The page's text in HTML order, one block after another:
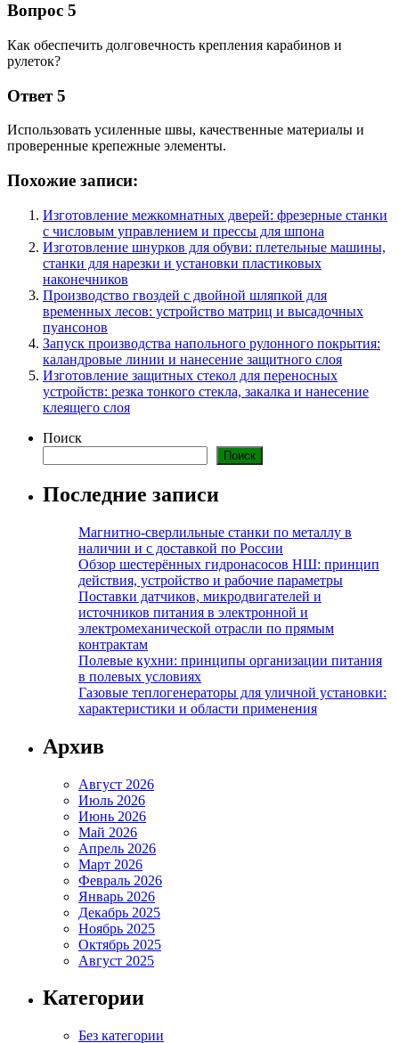
Вопрос 5
Как обеспечить долговечность крепления карабинов и
рулеток?
Ответ 5
Использовать усиленные швы, качественные материалы и
проверенные крепежные элементы.
Похожие записи:
Изготовление межкомнатных дверей: фрезерные станки
с числовым управлением и прессы для шпона
Изготовление шнурков для обуви: плетельные машины,
станки для нарезки и установки пластиковых
наконечников
Производство гвоздей с двойной шляпкой для
временных лесов: устройство матриц и высадочных
пуансонов
Запуск производства напольного рулонного покрытия:
каландровые линии и нанесение защитного слоя
Изготовление защитных стекол для переносных
устройств: резка тонкого стекла, закалка и нанесение
клеящего слоя
Поиск
Поиск
Последние записи
Магнитно-сверлильные станки по металлу в
наличии и с доставкой по России
Обзор шестерённых гидронасосов НШ: принцип
действия, устройство и рабочие параметры
Поставки датчиков, микродвигателей и
источников питания в электронной и
электромеханической отрасли по прямым
контрактам
Полевые кухни: принципы организации питания
в полевых условиях
Газовые теплогенераторы для уличной установки:
характеристики и области применения
Архив
Август 2026
Июль 2026
Июнь 2026
Май 2026
Апрель 2026
Март 2026
Февраль 2026
Январь 2026
Декабрь 2025
Ноябрь 2025
Октябрь 2025
Август 2025
Категории
Без категории